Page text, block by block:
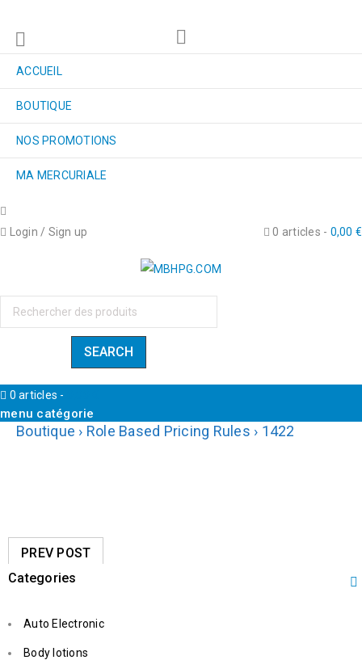
ACCUEIL
BOUTIQUE
NOS PROMOTIONS
MA MERCURIALE
0 articles - 0,00 €
Login / Sign up
0 articles -
menu catégorie
Boutique › Role Based Pricing Rules › 1422
PREV POST
Categories
Auto Electronic
Body lotions